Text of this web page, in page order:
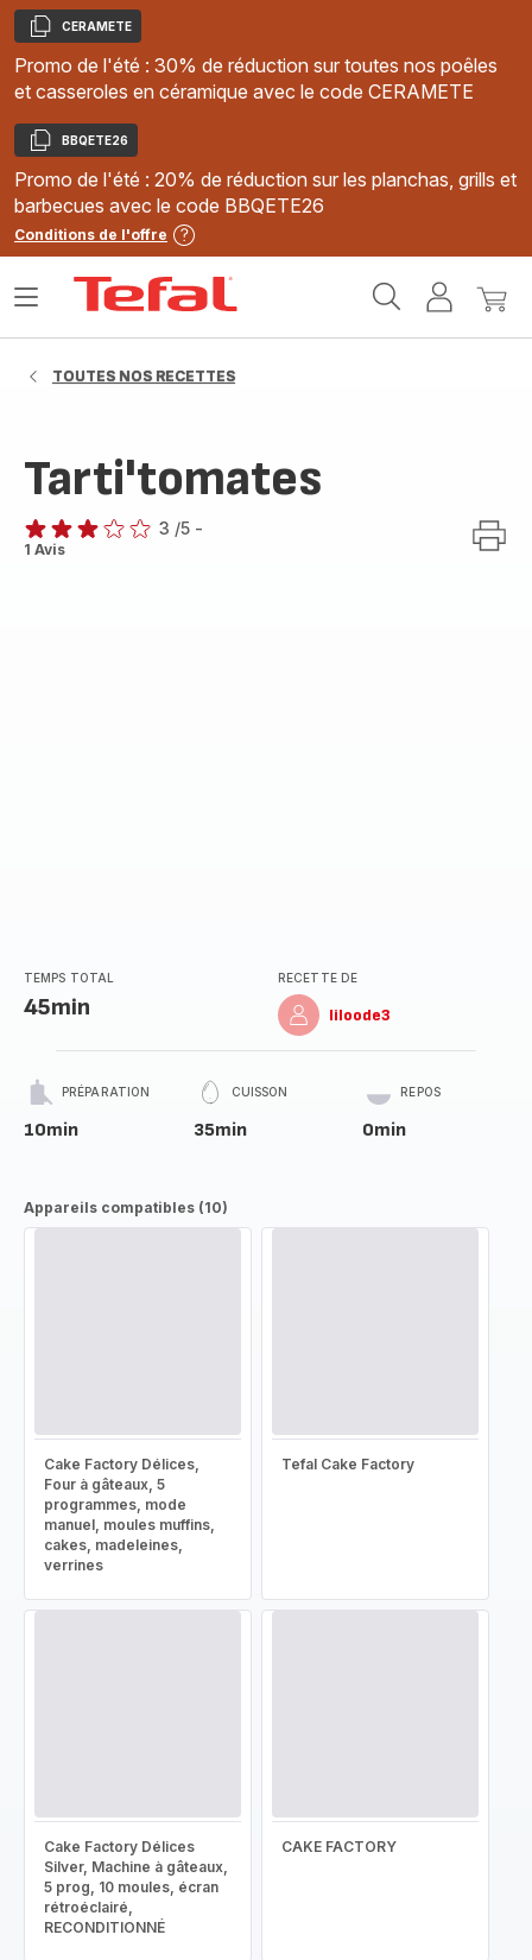
Copier
CERAMETE
Promo de l'été : 30% de réduction sur toutes nos poêles
et casseroles en céramique avec le code CERAMETE
Copier
BBQETE26
Promo de l'été : 20% de réduction sur les planchas, grills et
barbecues avec le code BBQETE26
Conditions de l'offre
MonMon
Ouvrir
TOUTES NOS RECETTES
Tarti'tomates
Avis
3 /5 -
1 Avis
TEMPS TOTAL
45min
RECETTE DE
liloode3
PRÉPARATION
10min
CUISSON
35min
REPOS
0min
Appareils compatibles (10)
Cake Factory Délices,
Four à gâteaux, 5
programmes, mode
manuel, moules muffins,
cakes, madeleines,
verrines
Tefal Cake Factory
Cake Factory Délices
Silver, Machine à gâteaux,
5 prog, 10 moules, écran
rétroéclairé,
RECONDITIONNÉ
CAKE FACTORY